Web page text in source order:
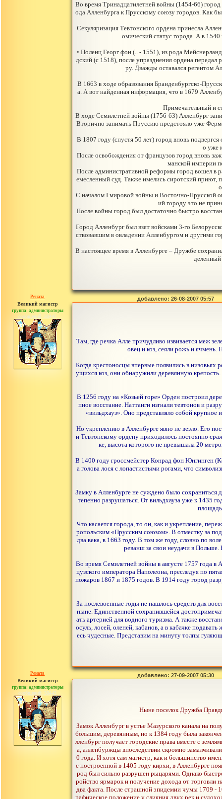
Во время Тринадцатилетней войны (1454-66)
ода Алленбурга к Прусскому союзу городов. Как
Секуляризация Тевтонского ордена принесла
омический статус города. А в
• Поленц Георг фон (.. - 1551), из рода
дский (с 1518), после упразднения ордена
ру. Дважды оставался регентом
В 1663 в ходе образования Бранденбургско-
а. А вот найденная информация, что в 1679
Примечательный и
В ходе Семилетней войны (1756-63) Алленбург
Вторично занимать Пруссию предстояло уже
В 1807 году (спустя 50 лет) город вновь
о уже
После освобождения от французов город вновь
манской империи
После административной реформы город вошел в
емесленный суд. Также имелись сиротский приют,
С началом I мировой войны и Восточно-Прусской
ий городу это не
После войны город был достаточно быстро
Город Алленбург был взят войсками 3-го
ствовавшим в овладении Алленбургом и другими
В настоящее время в Алленбурге – Дружбе
деленный
Рената
Великий магистр
группа: администраторы
сообщений: 30442
добавлено: 26-08-2007 05:57
Там, где речка Алле причудливо извивается меж
овец и коз, сеяли рожь и ячмень.
Когда крестоносцы впервые появились в низовьях
ущихся коз, они обнаружили деревянную
В 1256 году на «Козьей горе» Орден построил
пное восстание. Наттанги изгнали тевтонов и
«вильдхауз». Оно представляло собой
Но укреплению в Алленбурге явно не везло. Его
и Тевтонскому ордену приходилось постоянно
ке, высота которого не превышала 20
В 1400 году гроссмейстер Конрад фон Юнгинген
а голова лося с лопастистыми рогами, что
Замку в Алленбурге не суждено было сохраниться
тепенно разрушаться. От вильдхауза уже к 1435
Что касается города, то он, как и укрепление,
ропольским «Прусским союзом». В отместку за
два века, в 1663 году. В том же году, словно по
реванш за свои неудачи в
Во время Семилетней войны в августе 1757 года в
цузского императора Наполеона, преследуя по
пожаров 1867 и 1875 годов. В 1914 году город
За послевоенные годы не нашлось средств для
ныне. Единственной сохранившейся
ать артерией для водного туризма. А также
осуль, лосей, оленей, кабанов, а в кабачке
есь чудесные. Представим на минуту толпы
Рената
Великий магистр
группа: администраторы
сообщений: 30442
добавлено: 27-09-2007 05:30
Ныне поселок Дружба
Замок Алленбург в устье Мазурского канала на
большим, деревянным, но к 1384 году была
лленбург получает городские права вместе с
а, алленбуржцы впоследствии скромно
0 года. И хотя сам магистр, как и большинство
е построенной в 1405 году кирхи, в Алленбурге
род был сильно разрушен рыцарями. Однако
ройство ярмарок и получение дохода от торговли
два факта. После страшной эпидемии чумы 1709 -
рафическое положение у слияния двух рек и